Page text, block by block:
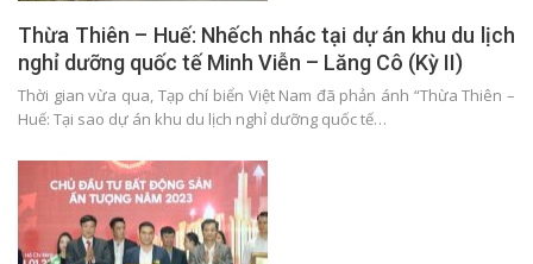
Thừa Thiên – Huế: Nhếch nhác tại dự án khu du lịch
nghỉ dưỡng quốc tế Minh Viễn – Lăng Cô (Kỳ II)
Thời gian vừa qua, Tạp chí biển Việt Nam đã phản ánh “Thừa Thiên –
Huế: Tại sao dự án khu du lịch nghỉ dưỡng quốc tế…